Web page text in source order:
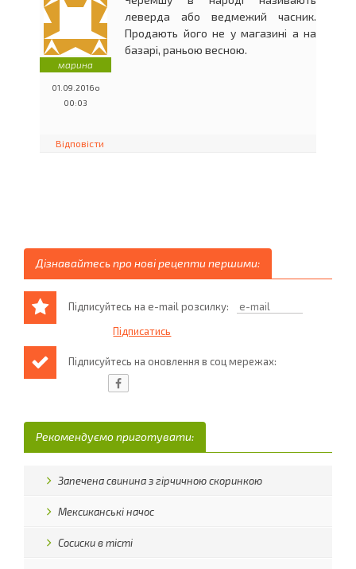
марина
01.09.2016 о
00:03
леверда або ведмежий часник.
Продають його не у магазині а на
базарі, раньою весною.
Відповісти
Дізнавайтесь про нові рецепти першими:
Підписуйтесь на e-mail розсилку:
Підписуйтесь на оновлення в соц мережах:
Рекомендуємо приготувати:
Запечена свинина з гірчичною скоринкою
Мексиканські начос
Сосиски в тісті